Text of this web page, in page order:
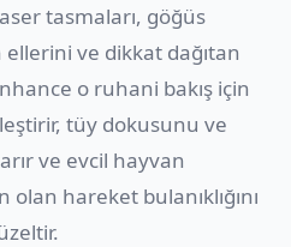
tasmaları, göğüs
ve dikkat dağıtan
o ruhani bakış için
tüy dokusunu ve
ve evcil hayvan
olan hareket bulanıklığını